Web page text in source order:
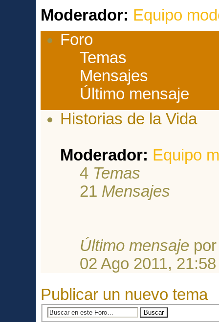
Moderador: Equipo
Foro
Temas
Mensajes
Último mensaje
Historias de la Vida
Moderador: Equipo
4 Temas
21 Mensajes
Último mensaje
02 Ago 2011, 21:58
Publicar un nuevo tema